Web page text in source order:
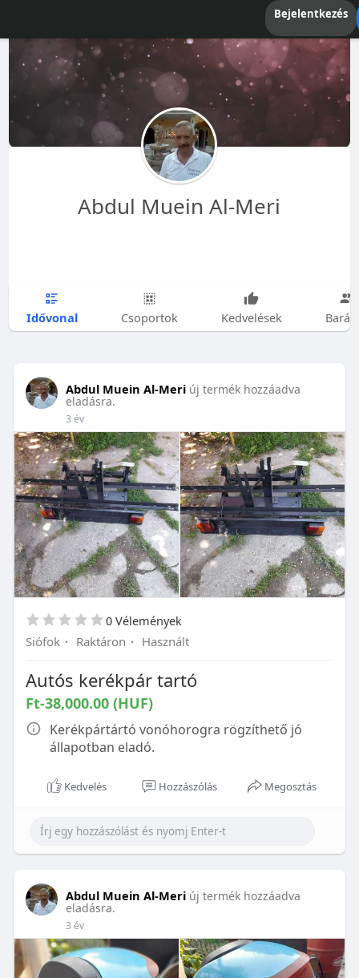
Bejelentkezés
Abdul Muein Al-Meri
Idővonal Csoportok Kedvelések
Abdul Muein Al-Meri új termék hozzáadva
eladásra.
3 év
0 Vélemények
Siófok · Raktáron · Használt
Autós kerékpár tartó
Ft-38,000.00 (HUF)
Kerékpártártó vonóhorogra rögzíthető jó
állapotban eladó.
Kedvelés Hozzászólás Megosztás
Abdul Muein Al-Meri új termék hozzáadva
eladásra.
3 év